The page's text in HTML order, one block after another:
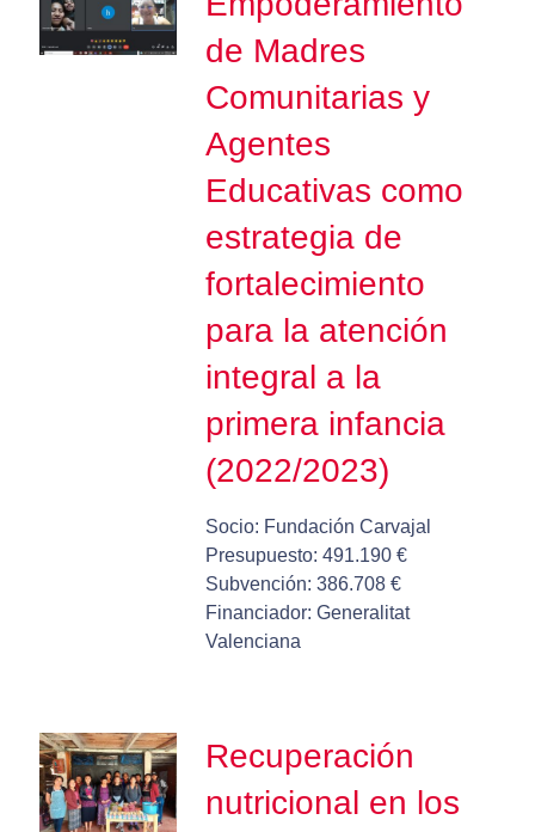
de Madres
Comunitarias y
Agentes
Educativas como
estrategia de
fortalecimiento
para la atención
integral a la
primera infancia
(2022/2023)
Socio: Fundación Carvajal
Presupuesto: 491.190 €
Subvención: 386.708 €
Financiador: Generalitat
Valenciana
Recuperación
nutricional en los